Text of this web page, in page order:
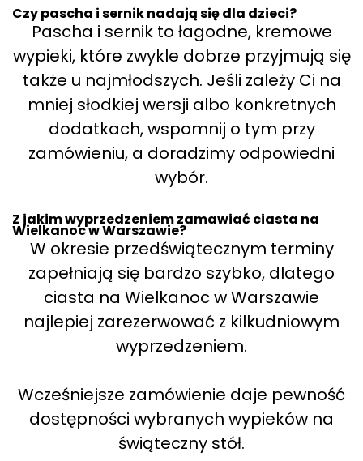
Czy pascha i sernik nadają się dla dzieci?
Pascha i sernik to łagodne, kremowe
wypieki, które zwykle dobrze przyjmują się
także u najmłodszych. Jeśli zależy Ci na
mniej słodkiej wersji albo konkretnych
dodatkach, wspomnij o tym przy
zamówieniu, a doradzimy odpowiedni
wybór.
Z jakim wyprzedzeniem zamawiać ciasta na
Wielkanoc w Warszawie?
W okresie przedświątecznym terminy
zapełniają się bardzo szybko, dlatego
ciasta na Wielkanoc w Warszawie
najlepiej zarezerwować z kilkudniowym
wyprzedzeniem.
Wcześniejsze zamówienie daje pewność
dostępności wybranych wypieków na
świąteczny stół.